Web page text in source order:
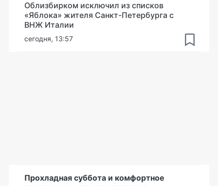
Облизбирком исключил из списков
«Яблока» жителя Санкт-Петербурга с
ВНЖ Италии
сегодня, 13:57
Прохладная суббота и комфортное